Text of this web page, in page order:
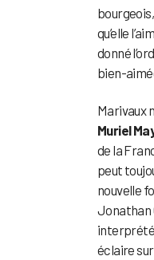
qu’elle
donné
bien-
Marivaux
Muriel
de la
peut
nouvelle
Jonathan
éclaire